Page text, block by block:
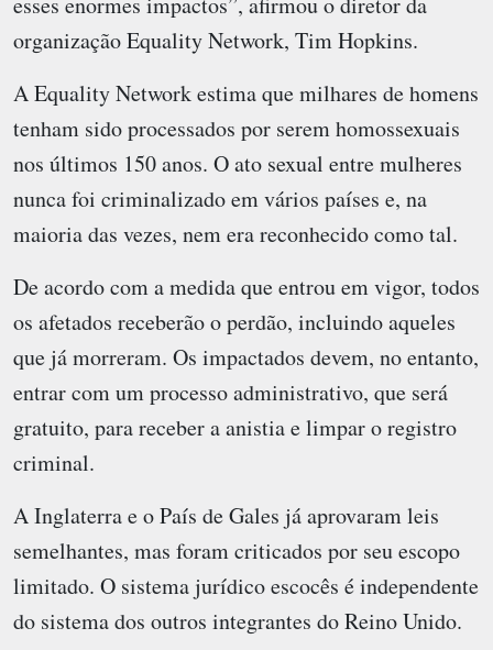
organização Equality Network, Tim Hopkins.
A Equality Network estima que milhares de homens
tenham sido processados por serem homossexuais
nos últimos 150 anos. O ato sexual entre mulheres
nunca foi criminalizado em vários países e, na
maioria das vezes, nem era reconhecido como tal.
De acordo com a medida que entrou em vigor, todos
os afetados receberão o perdão, incluindo aqueles
que já morreram. Os impactados devem, no entanto,
entrar com um processo administrativo, que será
gratuito, para receber a anistia e limpar o registro
criminal.
A Inglaterra e o País de Gales já aprovaram leis
semelhantes, mas foram criticados por seu escopo
limitado. O sistema jurídico escocês é independente
do sistema dos outros integrantes do Reino Unido.